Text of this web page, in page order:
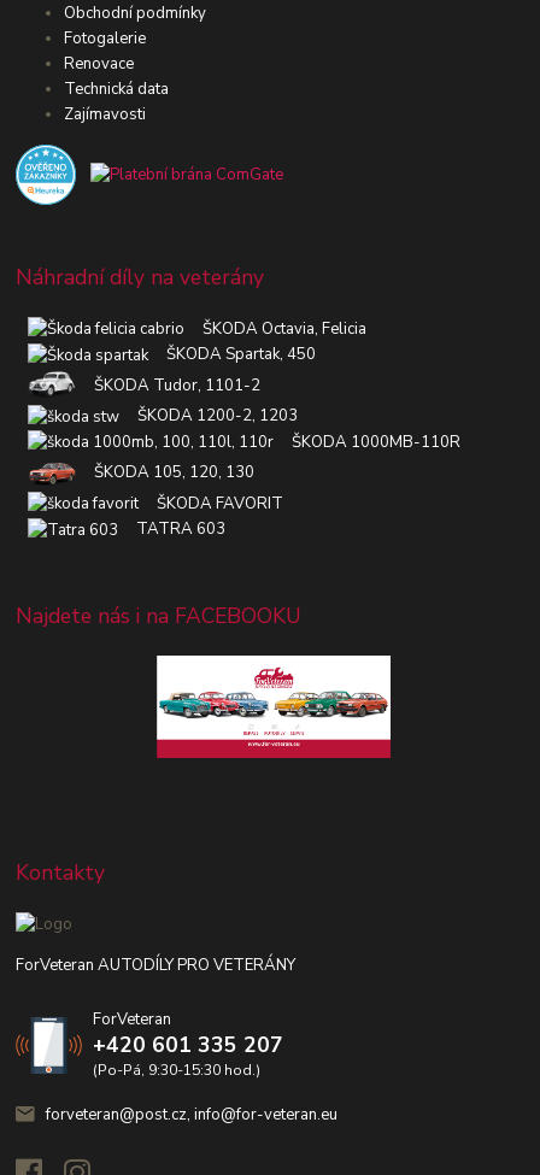
Obchodní podmínky
Fotogalerie
Renovace
Technická data
Zajímavosti
Náhradní díly na veterány
ŠKODA Octavia, Felicia
ŠKODA Spartak, 450
ŠKODA Tudor, 1101-2
ŠKODA 1200-2, 1203
ŠKODA 1000MB-110R
ŠKODA 105, 120, 130
ŠKODA FAVORIT
TATRA 603
Najdete nás i na FACEBOOKU
Kontakty
ForVeteran AUTODÍLY PRO VETERÁNY
ForVeteran
+420 601 335 207
(Po-Pá, 9:30-15:30 hod.)
forveteran@post.cz, info@for-veteran.eu